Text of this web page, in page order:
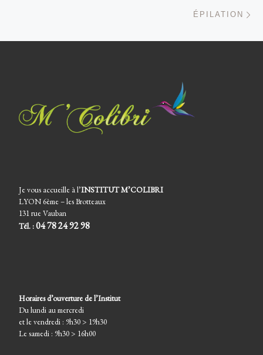
ÉPILATION
Je vous accueille à l’INSTITUT M’COLIBRI
LYON 6ème – les Brotteaux
131 rue Vauban
Tél. :04 78 24 92 98
Horaires d’ouverture de l’Institut
Du lundi au mercredi
et le vendredi : 9h30 > 19h30
Le samedi : 9h30 > 16h00